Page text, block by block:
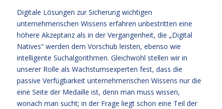
Digitale Lösungen zur Sicherung wichtigen
unternehmerischen Wissens erfahren unbestritten eine
höhere Akzeptanz als in der Vergangenheit, die „Digital
Natives“ werden dem Vorschub leisten, ebenso wie
intelligente Suchalgorithmen. Gleichwohl stellen wir in
unserer Rolle als Wachstumsexperten fest, dass die
passive Verfügbarkeit unternehmerischen Wissens nur die
eine Seite der Medaille ist, denn man muss wissen,
wonach man sucht; in der Frage liegt schon eine Teil der